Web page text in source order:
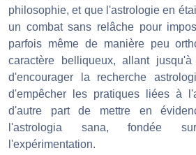
philosophie, et que l'astrologie en
un combat sans relâche pour
parfois même de manière peu
caractère belliqueux, allant
d'encourager la recherche
d'empêcher les pratiques liées à
d'autre part de mettre en
l'astrologia sana, fondée
l'expérimentation.